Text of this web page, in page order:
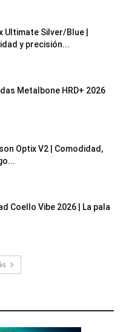
Ultimate Silver/Blue |
y precisión...
Metalbone HRD+ 2026
Optix V2 | Comodidad,
Coello Vibe 2026 | La pala